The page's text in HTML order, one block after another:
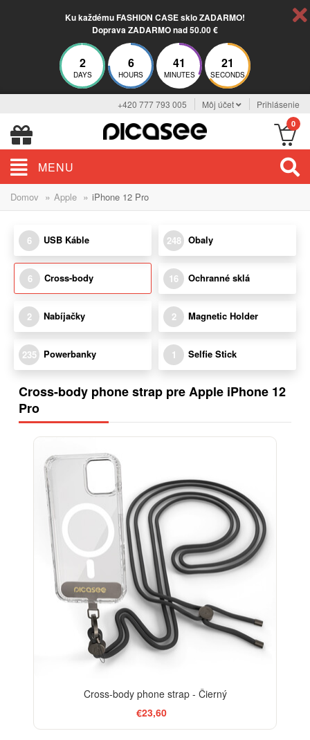
Ku každému FASHION CASE sklo ZADARMO!
Doprava ZADARMO nad 50.00 €
2
DAYS
6
HOURS
41
MINUTES
21
SECONDS
+420 777 793 005 Môj účet Prihlásenie
0
MENU
Domov » Apple » iPhone 12 Pro
6 USB Káble 248 Obaly
6 Cross-body 16 Ochranné sklá
2 Nabíjačky 2 Magnetic Holder
235 Powerbanky 1 Selfie Stick
Cross-body phone strap pre Apple iPhone 12
Pro
Cross-body phone strap - Čierný
€23,60